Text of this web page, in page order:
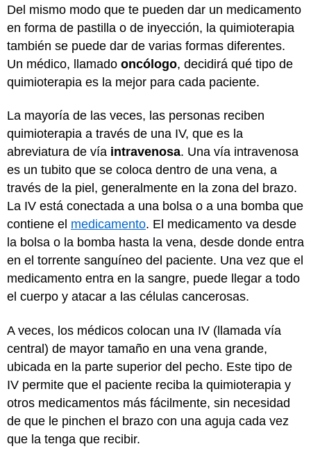
Del mismo modo que te pueden dar un medicamento
en forma de pastilla o de inyección, la quimioterapia
también se puede dar de varias formas diferentes.
Un médico, llamado oncólogo, decidirá qué tipo de
quimioterapia es la mejor para cada paciente.
La mayoría de las veces, las personas reciben
quimioterapia a través de una IV, que es la
abreviatura de vía intravenosa. Una vía intravenosa
es un tubito que se coloca dentro de una vena, a
través de la piel, generalmente en la zona del brazo.
La IV está conectada a una bolsa o a una bomba que
contiene el medicamento. El medicamento va desde
la bolsa o la bomba hasta la vena, desde donde entra
en el torrente sanguíneo del paciente. Una vez que el
medicamento entra en la sangre, puede llegar a todo
el cuerpo y atacar a las células cancerosas.
A veces, los médicos colocan una IV (llamada vía
central) de mayor tamaño en una vena grande,
ubicada en la parte superior del pecho. Este tipo de
IV permite que el paciente reciba la quimioterapia y
otros medicamentos más fácilmente, sin necesidad
de que le pinchen el brazo con una aguja cada vez
que la tenga que recibir.